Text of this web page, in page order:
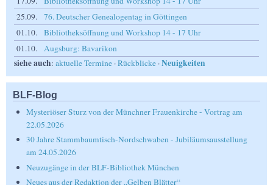
25.09.
76. Deutscher Genealogentag in Göttingen
01.10.
Bibliotheksöffnung und Workshop 14 - 17 Uhr
01.10.
Augsburg: Bavarikon
siehe auch: aktuelle Termine ·Rückblicke ·Neuigkeiten
BLF-Blog
Mysteriöser Sturz von der Münchner Frauenkirche - Vortrag am
22.05.2026
30 Jahre Stammbaumtisch-Nordschwaben - Jubiläumsausstellung
am 24.05.2026
Neuzugänge in der BLF-Bibliothek München
Neues aus der Redaktion der „Gelben Blätter“